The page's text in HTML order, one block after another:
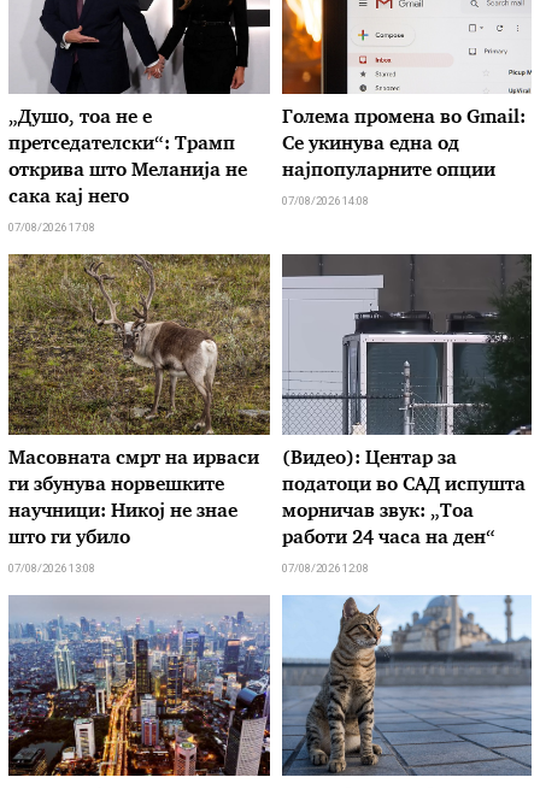
„Душо, тоа не е
претседателски“: Трамп
открива што Меланија не
сака кај него
07/08/2026 17:08
Голема промена во Gmail:
Се укинува една од
најпопуларните опции
07/08/2026 14:08
Масовната смрт на ирваси
ги збунува норвешките
научници: Никој не знае
што ги убило
07/08/2026 13:08
(Видео): Центар за
податоци во САД испушта
морничав звук: „Тоа
работи 24 часа на ден“
07/08/2026 12:08